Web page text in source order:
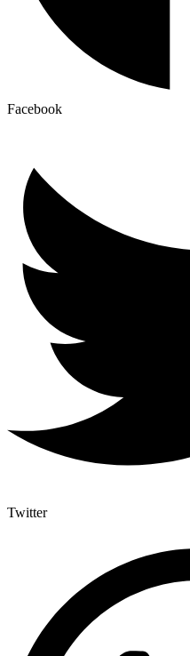
Facebook
Twitter